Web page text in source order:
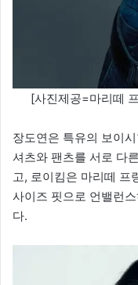
[사진제공=마리떼
장도연은 특유의 보이
셔츠와 팬츠를 서로 다
고, 로이킴은 마리떼 프
사이즈 핏으로 언밸런
다.